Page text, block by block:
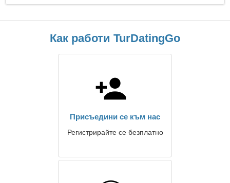
Как работи TurDatingGo
Присъедини се към нас
Регистрирайте се безплатно